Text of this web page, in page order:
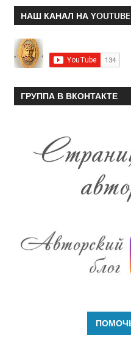
НАШ КАНАЛ НА YOUTUBE
ГРУППА В ВКОНТАКТЕ